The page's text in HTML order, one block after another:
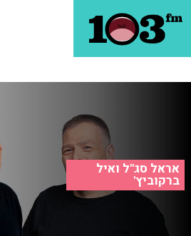
אראל סג"ל ואיל
ברקוביץ'